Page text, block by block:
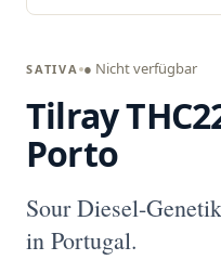
SATIVA ● Nicht verfügbar
Tilray
Porto
Sour Diesel-
in Portugal.